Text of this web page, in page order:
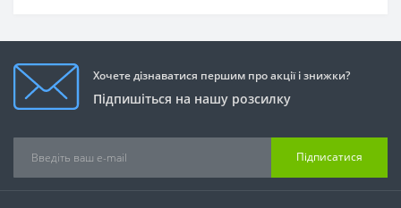
Хочете дізнаватися першим про акції і знижки?
Підпишіться на нашу розсилку
Підписатися